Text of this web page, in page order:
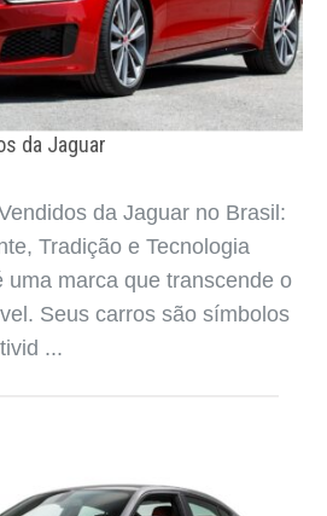
da Dodge
da Dodge no Brasil:
Norte-Americana A Dodge
o DNA do